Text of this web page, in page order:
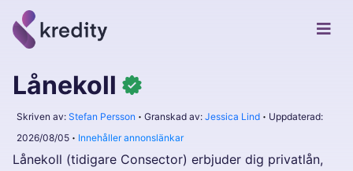
Lånekoll
Skriven av: Stefan Persson Granskad av: Jessica Lind
Uppdaterad:
2026/08/05
Innehåller annonslänkar
Lånekoll (tidigare Consector) erbjuder dig privatlån,